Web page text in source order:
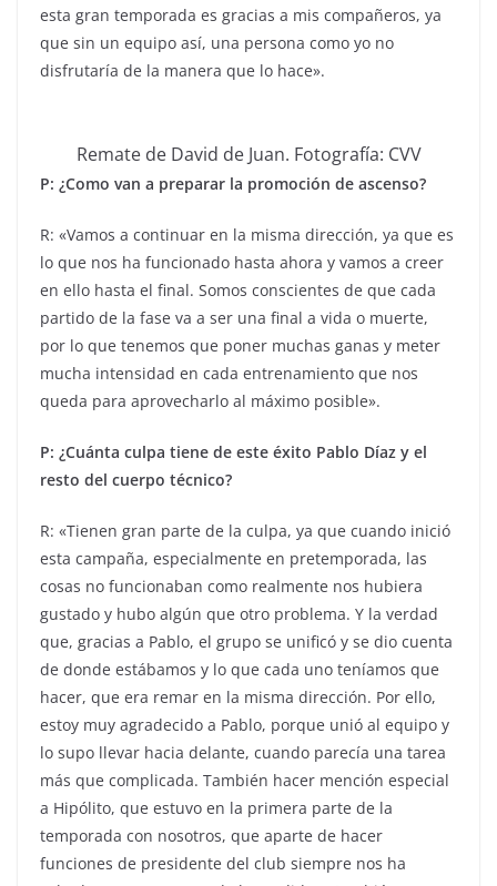
esta gran temporada es gracias a mis compañeros, ya
que sin un equipo así, una persona como yo no
disfrutaría de la manera que lo hace».
Remate de David de Juan. Fotografía: CVV
P: ¿Como van a preparar la promoción de ascenso?
R: «Vamos a continuar en la misma dirección, ya que es
lo que nos ha funcionado hasta ahora y vamos a creer
en ello hasta el final. Somos conscientes de que cada
partido de la fase va a ser una final a vida o muerte,
por lo que tenemos que poner muchas ganas y meter
mucha intensidad en cada entrenamiento que nos
queda para aprovecharlo al máximo posible».
P: ¿Cuánta culpa tiene de este éxito Pablo Díaz y el
resto del cuerpo técnico?
R: «Tienen gran parte de la culpa, ya que cuando inició
esta campaña, especialmente en pretemporada, las
cosas no funcionaban como realmente nos hubiera
gustado y hubo algún que otro problema. Y la verdad
que, gracias a Pablo, el grupo se unificó y se dio cuenta
de donde estábamos y lo que cada uno teníamos que
hacer, que era remar en la misma dirección. Por ello,
estoy muy agradecido a Pablo, porque unió al equipo y
lo supo llevar hacia delante, cuando parecía una tarea
más que complicada. También hacer mención especial
a Hipólito, que estuvo en la primera parte de la
temporada con nosotros, que aparte de hacer
funciones de presidente del club siempre nos ha